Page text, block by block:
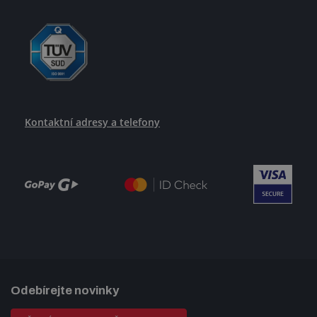
Kontaktní adresy a telefony
Odebírejte novinky